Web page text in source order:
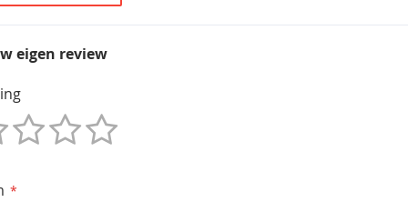
eigen review